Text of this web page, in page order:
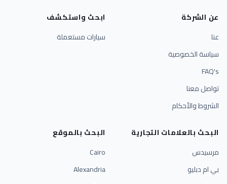
عن الشركة
عنا
سياسة الخصوصية
FAQ's
تواصل معنا
الشروط والأحكام
ابحث واستكشف
سيارات مستعملة
البحث بالعلامات التجارية
مرسيدس
بي ام دبليو
البحث بالموقع
Cairo
Alexandria